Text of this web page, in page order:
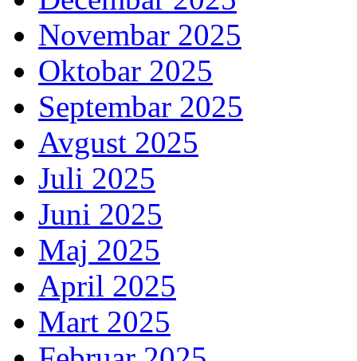
Novembar 2025
Oktobar 2025
Septembar 2025
Avgust 2025
Juli 2025
Juni 2025
Maj 2025
April 2025
Mart 2025